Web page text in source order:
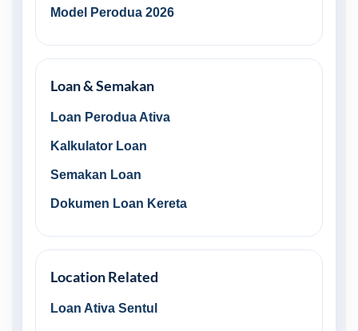
Model Perodua 2026
Loan & Semakan
Loan Perodua Ativa
Kalkulator Loan
Semakan Loan
Dokumen Loan Kereta
Location Related
Loan Ativa Sentul